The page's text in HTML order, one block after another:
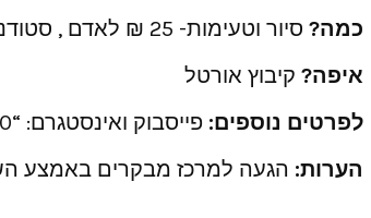
כמה? סיור וטעימות- 25 ₪ לאדם , סטודנטים/חיילים/פנסיונרים- 15 ₪ לאדם, תחנות יצירה לילדים- החל מ-15 ₪ לילד
איפה? קיבוץ אורטל
לפרטים נוספים: פייסבוק ואינסטגרם: “ortalwinery” | 04-6960770
הערות: הגעה למרכז מבקרים באמצע